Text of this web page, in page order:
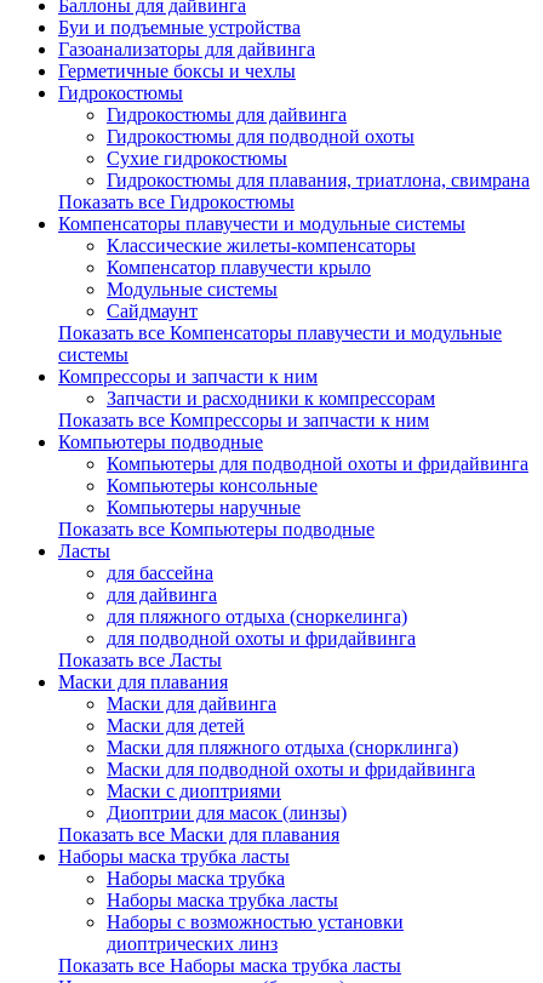
Баллоны для дайвинга
Буи и подъемные устройства
Газоанализаторы для дайвинга
Герметичные боксы и чехлы
Гидрокостюмы
Гидрокостюмы для дайвинга
Гидрокостюмы для подводной охоты
Сухие гидрокостюмы
Гидрокостюмы для плавания, триатлона, свимрана
Показать все Гидрокостюмы
Компенсаторы плавучести и модульные системы
Классические жилеты-компенсаторы
Компенсатор плавучести крыло
Модульные системы
Сайдмаунт
Показать все Компенсаторы плавучести и модульные
системы
Компрессоры и запчасти к ним
Запчасти и расходники к компрессорам
Показать все Компрессоры и запчасти к ним
Компьютеры подводные
Компьютеры для подводной охоты и фридайвинга
Компьютеры консольные
Компьютеры наручные
Показать все Компьютеры подводные
Ласты
для бассейна
для дайвинга
для пляжного отдыха (сноркелинга)
для подводной охоты и фридайвинга
Показать все Ласты
Маски для плавания
Маски для дайвинга
Маски для детей
Маски для пляжного отдыха (снорклинга)
Маски для подводной охоты и фридайвинга
Маски с диоптриями
Диоптрии для масок (линзы)
Показать все Маски для плавания
Наборы маска трубка ласты
Наборы маска трубка
Наборы маска трубка ласты
Наборы с возможностью установки
диоптрических линз
Показать все Наборы маска трубка ласты